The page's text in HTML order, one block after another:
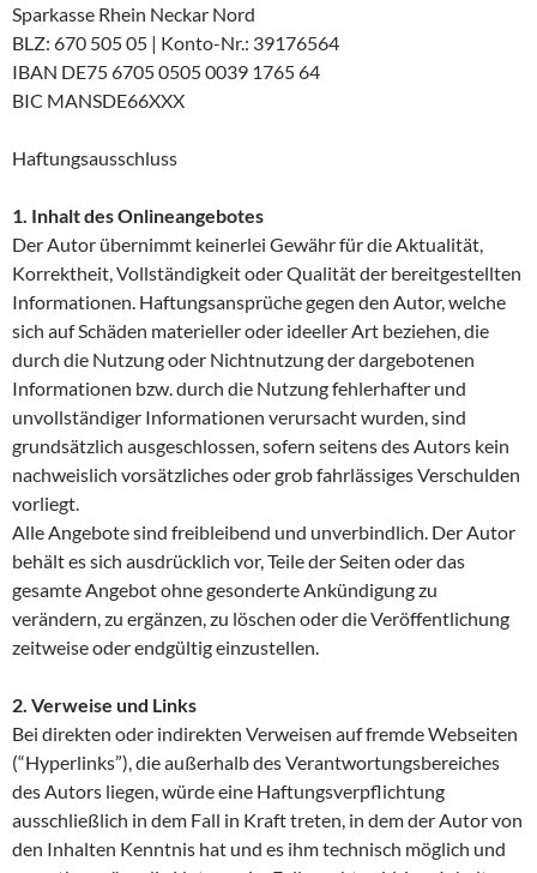
Sparkasse Rhein Neckar Nord
BLZ: 670 505 05 | Konto-Nr.: 39176564
IBAN DE75 6705 0505 0039 1765 64
BIC MANSDE66XXX
Haftungsausschluss
1. Inhalt des Onlineangebotes
Der Autor übernimmt keinerlei Gewähr für die Aktualität,
Korrektheit, Vollständigkeit oder Qualität der bereitgestellten
Informationen. Haftungsansprüche gegen den Autor, welche
sich auf Schäden materieller oder ideeller Art beziehen, die
durch die Nutzung oder Nichtnutzung der dargebotenen
Informationen bzw. durch die Nutzung fehlerhafter und
unvollständiger Informationen verursacht wurden, sind
grundsätzlich ausgeschlossen, sofern seitens des Autors kein
nachweislich vorsätzliches oder grob fahrlässiges Verschulden
vorliegt.
Alle Angebote sind freibleibend und unverbindlich. Der Autor
behält es sich ausdrücklich vor, Teile der Seiten oder das
gesamte Angebot ohne gesonderte Ankündigung zu
verändern, zu ergänzen, zu löschen oder die Veröffentlichung
zeitweise oder endgültig einzustellen.
2. Verweise und Links
Bei direkten oder indirekten Verweisen auf fremde Webseiten
(“Hyperlinks”), die außerhalb des Verantwortungsbereiches
des Autors liegen, würde eine Haftungsverpflichtung
ausschließlich in dem Fall in Kraft treten, in dem der Autor von
den Inhalten Kenntnis hat und es ihm technisch möglich und